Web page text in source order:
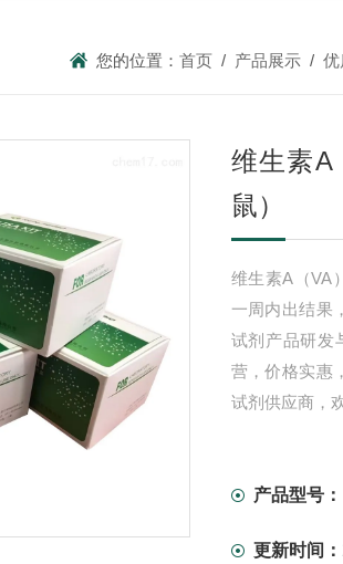
您的位置：首页 / 产品展示 /优
维生素A
鼠）
维生素A（VA
一周内出结果
试剂产品研发
营，价格实惠
试剂供应商，
产品型号：
更新时间：